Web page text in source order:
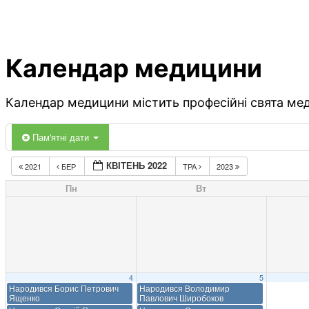
Календар медицини
Календар медицини містить професійні свята
Пам'ятні дати
2021 БЕР КВІТЕНЬ 2022 ТРА 2023
Пн Вт
4
Народився Борис Петрович
Ященко
5
Народився Володимир
Павлович Широбоков